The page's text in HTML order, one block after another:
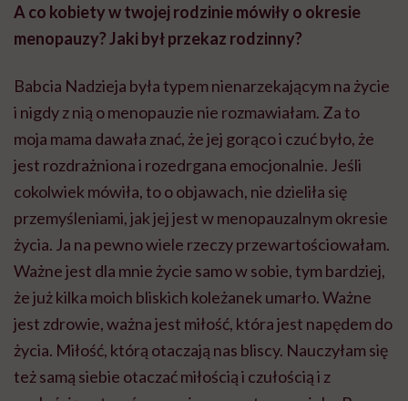
A co kobiety w twojej rodzinie mówiły o okresie
menopauzy? Jaki był przekaz rodzinny?
Babcia Nadzieja była typem nienarzekającym na życie
i nigdy z nią o menopauzie nie rozmawiałam. Za to
moja mama dawała znać, że jej gorąco i czuć było, że
jest rozdrażniona i rozedrgana emocjonalnie. Jeśli
cokolwiek mówiła, to o objawach, nie dzieliła się
przemyśleniami, jak jej jest w menopauzalnym okresie
życia. Ja na pewno wiele rzeczy przewartościowałam.
Ważne jest dla mnie życie samo w sobie, tym bardziej,
że już kilka moich bliskich koleżanek umarło. Ważne
jest zdrowie, ważna jest miłość, która jest napędem do
życia. Miłość, którą otaczają nas bliscy. Nauczyłam się
też samą siebie otaczać miłością i czułością i z